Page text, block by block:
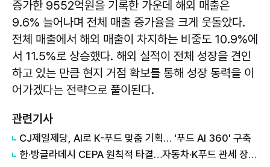
증가한 9552억원을 기록한 가운데 해외 매출은
9.6% 늘어나며 전체 매출 증가율을 크게 웃돌았다.
전체 매출에서 해외 매출이 차지하는 비중도 10.9%에
서 11.5%로 상승했다. 해외 실적이 전체 성장을 견인
하고 있는 만큼 현지 거점 확보를 통해 성장 동력을 이
어가겠다는 전략으로 풀이된다.
관련기사
CJ제일제당, AI로 K-푸드 맞춤 기획… '푸드 AI 360' 구축
한·방글라데시 CEPA 원칙적 타결…자동차·K푸드 관세 장벽 낮춘다